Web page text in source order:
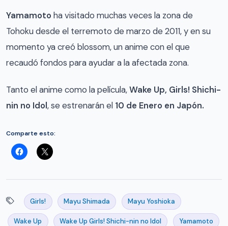
Yamamoto ha visitado muchas veces la zona de
Tohoku desde el terremoto de marzo de 2011, y en su
momento ya creó blossom, un anime con el que
recaudó fondos para ayudar a la afectada zona.
Tanto el anime como la película,Wake Up, Girls! Shichi-
nin no Idol, se estrenarán el 10 de Enero en Japón.
Comparte esto:
Girls! Mayu Shimada Mayu Yoshioka
Wake Up Wake Up Girls! Shichi-nin no Idol Yamamoto